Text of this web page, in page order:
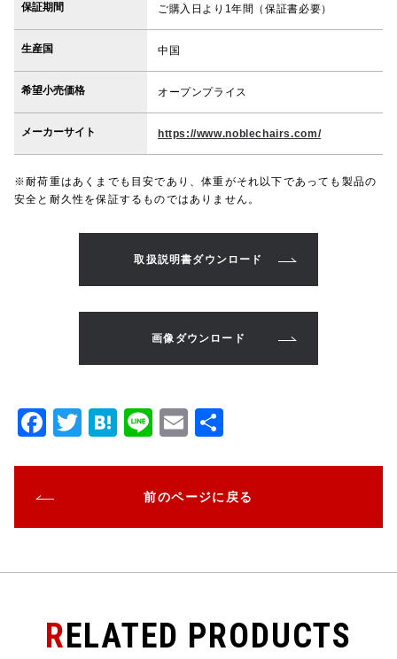
保証期間 ご購入日より1年間（保証書必要）
生産国 中国
希望小売価格 オープンプライス
メーカーサイト https://www.noblechairs.com/
※耐荷重はあくまでも目安であり、体重がそれ以下であっても製品の
安全と耐久性を保証するものではありません。
取扱説明書ダウンロード
画像ダウンロード
F
e
b
o
k
T
r
H
a
Li
E
l
前のページに戻る
RELATED PRODUCTS